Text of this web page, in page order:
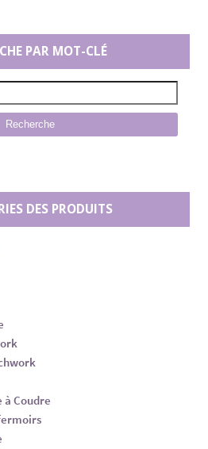
PAR MOT-CLÉ
Recherche
DES PRODUITS
à Coudre